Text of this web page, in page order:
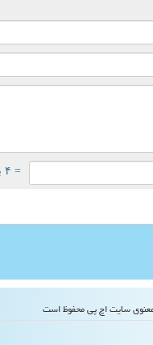
= ۴ بعلاوه ۱